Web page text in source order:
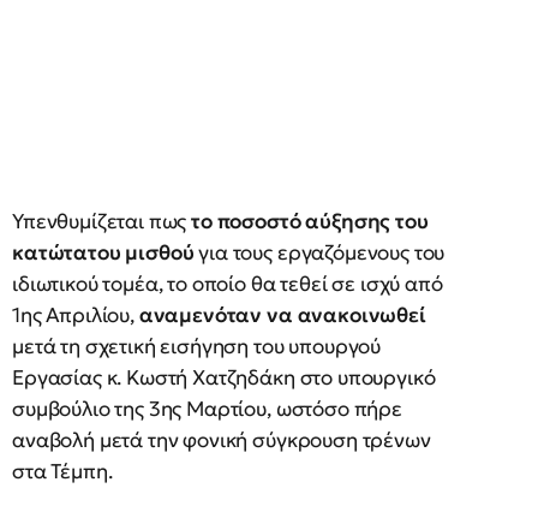
Υπενθυμίζεται πωςτο ποσοστό αύξησης του
κατώτατου μισθούγια τους εργαζόμενους του
ιδιωτικού τομέα, το οποίο θα τεθεί σε ισχύ από
1ης Απριλίου,αναμενόταν να ανακοινωθεί
μετά τη σχετική εισήγηση του υπουργού
Εργασίας κ. Κωστή Χατζηδάκη στο υπουργικό
συμβούλιο της 3ης Μαρτίου, ωστόσο πήρε
αναβολή μετά την φονική σύγκρουση τρένων
στα Τέμπη.